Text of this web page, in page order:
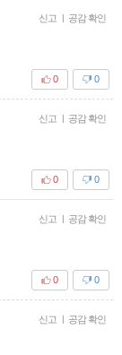
신고 | 공감 확인
0
0
신고 | 공감 확인
0
0
신고 | 공감 확인
0
0
신고 | 공감 확인